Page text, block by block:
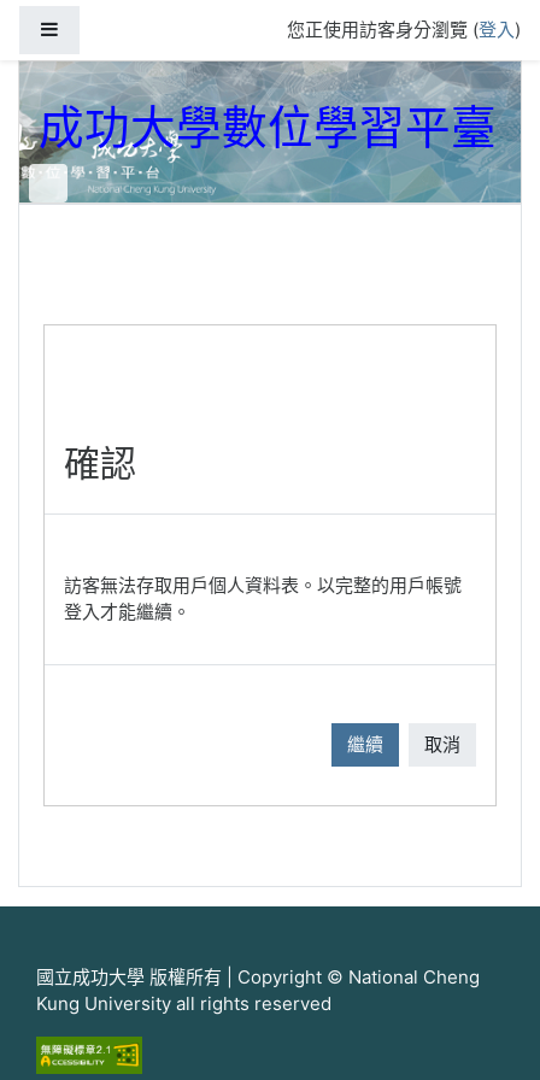
您正使用訪客身分瀏覽 (登入)
成功大學數位學習平臺
確認
訪客無法存取用戶個人資料表。以完整的用戶帳號
登入才能繼續。
繼續 取消
國立成功大學 版權所有 | Copyright © National Cheng
Kung University all rights reserved